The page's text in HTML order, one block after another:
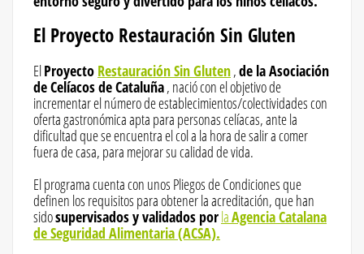
El Proyecto Restauración Sin Gluten
ElProyecto Restauración Sin Gluten,de la Asociación
de Celíacos de Cataluña, nació con el objetivo de
incrementar el número de establecimientos/colectividades con
oferta gastronómica apta para personas celíacas, ante la
dificultad que se encuentra el col a la hora de salir a comer
fuera de casa, para mejorar su calidad de vida.
El programa cuenta con unos Pliegos de Condiciones que
definen los requisitos para obtener la acreditación, que han
sidosupervisados ​​y validados porlaAgencia Catalana
de Seguridad Alimentaria (ACSA).